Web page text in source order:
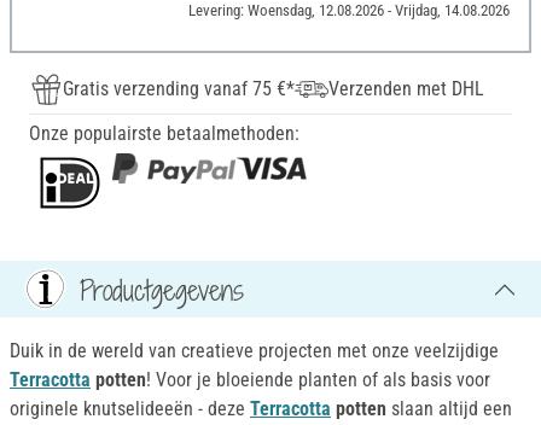
Levering: Woensdag, 12.08.2026 - Vrijdag, 14.08.2026
Gratis verzending vanaf 75 €*
Verzenden met DHL
Onze populairste betaalmethoden:
Productgegevens
Duik in de wereld van creatieve projecten met onze veelzijdige
Terracotta potten! Voor je bloeiende planten of als basis voor
originele knutselideeën - deze Terracotta potten slaan altijd een